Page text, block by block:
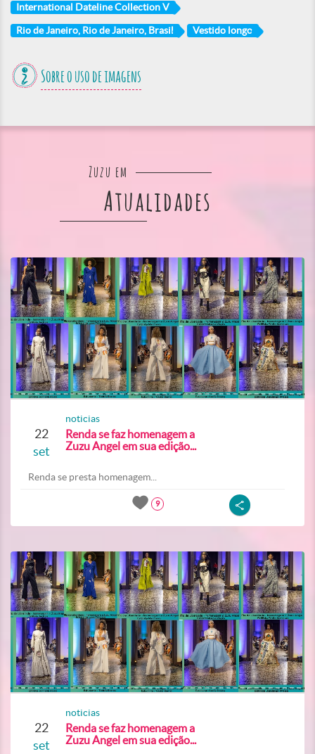
International Dateline Collection V
Rio de Janeiro, Rio de Janeiro, Brasil Vestido longo
Sobre o uso de imagens
Zuzu em
Atualidades
22
set
noticias
Renda se faz homenagem a
Zuzu Angel em sua edição...
Renda se presta homenagem...
9
22
set
noticias
Renda se faz homenagem a
Zuzu Angel em sua edição...